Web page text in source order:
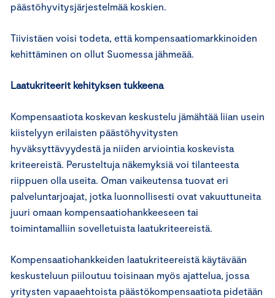
päästöhyvitysjärjestelmää koskien.
Tiivistäen voisi todeta, että kompensaatiomarkkinoiden
kehittäminen on ollut Suomessa jähmeää.
Laatukriteerit kehityksen tukkeena
Kompensaatiota koskevan keskustelu jämähtää liian usein
kiistelyyn erilaisten päästöhyvitysten
hyväksyttävyydestä ja niiden arviointia koskevista
kriteereistä. Perusteltuja näkemyksiä voi tilanteesta
riippuen olla useita. Oman vaikeutensa tuovat eri
palveluntarjoajat, jotka luonnollisesti ovat vakuuttuneita
juuri omaan kompensaatiohankkeeseen tai
toimintamalliin sovelletuista laatukriteereistä.
Kompensaatiohankkeiden laatukriteereistä käytävään
keskusteluun piiloutuu toisinaan myös ajattelua, jossa
yritysten vapaaehtoista päästökompensaatiota pidetään